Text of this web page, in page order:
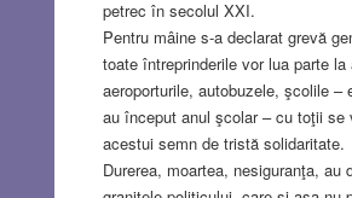
petrec în secolul XXI.
Pentru mâine s-a declarat grevă
toate întreprinderile vor lua parte
aeroporturile, autobuzele, şcolile –
au început anul şcolar – cu toţii se
acestui semn de tristă solidaritate.
Durerea, moartea, nesiguranţa, au